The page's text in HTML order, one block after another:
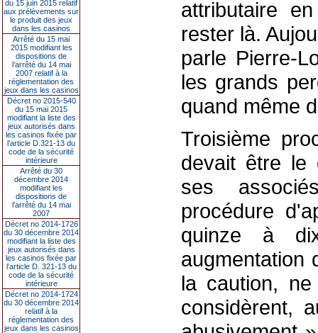
du 15 juin 2015 relatif
aux prélèvements sur
le produit des jeux
dans les casinos
Arrêté du 15 mai
2015 modifiant les
dispositions de
l’arrêté du 14 mai
2007 relatif à la
réglementation des
jeux dans les casinos
Décret no 2015-540
du 15 mai 2015
modifiant la liste des
jeux autorisés dans
les casinos fixée par
l’article D.321-13 du
code de la sécurité
intérieure
Arrêté du 30
décembre 2014
modifiant les
dispositions de
l’arrêté du 14 mai
2007
Décret no 2014-1726
du 30 décembre 2014
modifiant la liste des
jeux autorisés dans
les casinos fixée par
l’article D. 321-13 du
code de la sécurité
intérieure
Décret no 2014-1724
du 30 décembre 2014
relatif à la
réglementation des
jeux dans les casinos
attributaire
rester là.
parle Pierre-
les grands
quand même
Troisième
devait être le
ses
procédure
quinze à
augmentation
la caution,
considèrent,